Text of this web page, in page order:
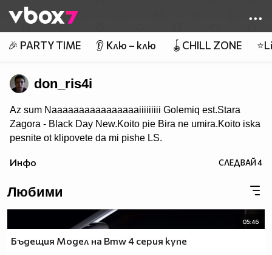
👾
🎉 PARTY TIME 👂 Клю – клю 🪀CHILL ZONE
don_ris4i
Az sum Naaaaaaaaaaaaaaaaiiiiiiiii Golemiq est.Stara
Zagora - Black Day New.Koito pie Bira ne umira.Koito iska
pesnite ot klipovete da mi pishe LS.
Инфо СЛЕДВАЙ4
Любими
05:46
Бъдещия Модел на Bmw 4 серия купе